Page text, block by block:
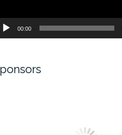
00:00